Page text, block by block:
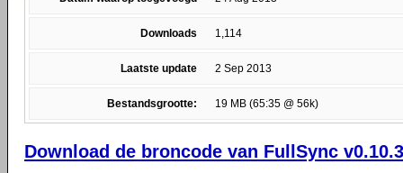
Downloads 1,114
Laatste update 2 Sep 2013
Bestandsgrootte: 19 MB (65:35 @ 56k)
Download de broncode van FullSync v0.10.3